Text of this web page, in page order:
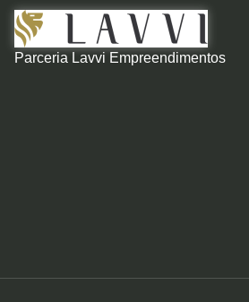
Parceria Lavvi Empreendimentos